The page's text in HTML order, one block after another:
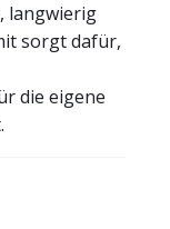
langwierig
sorgt dafür,
die eigene